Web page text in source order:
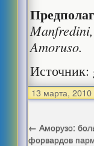
Amoruso.
Источник:
13 марта, 2010
← Аморузо:
форвардов